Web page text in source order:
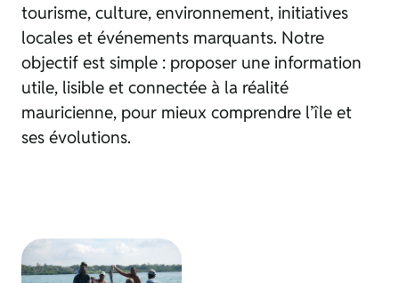
tourisme, culture, environnement, initiatives
locales et événements marquants. Notre
objectif est simple : proposer une information
utile, lisible et connectée à la réalité
mauricienne, pour mieux comprendre l’île et
ses évolutions.